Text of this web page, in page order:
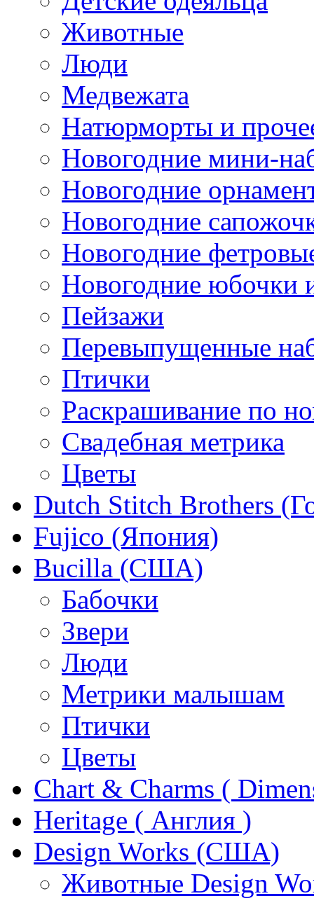
Животные
Люди
Медвежата
Натюрморты и
Новогодние мини-
Новогодние
Новогодние
Новогодние
Новогодние юбочки
Пейзажи
Перевыпущенные
Птички
Раскрашивание по
Свадебная метрика
Цветы
Dutch Stitch Brothers
Fujico (Япония)
Bucilla (США)
Бабочки
Звери
Люди
Метрики малышам
Птички
Цветы
Chart & Charms (
Heritage ( Англия )
Design Works (США)
Животные Design